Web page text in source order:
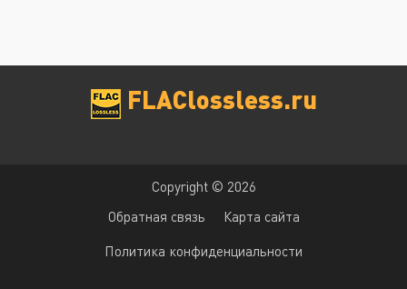
FLAClossless.ru
Copyright © 2026
Обратная связь
Карта сайта
Политика конфиденциальности